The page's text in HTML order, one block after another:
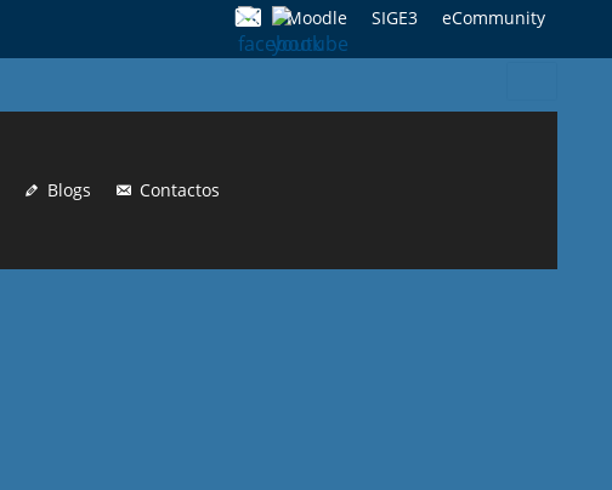
Moodle SIGE3 eCommunity
for:
Blogs Contactos